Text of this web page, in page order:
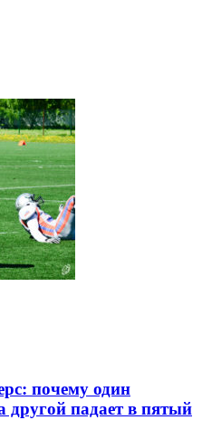
почему один
другой падает в пятый